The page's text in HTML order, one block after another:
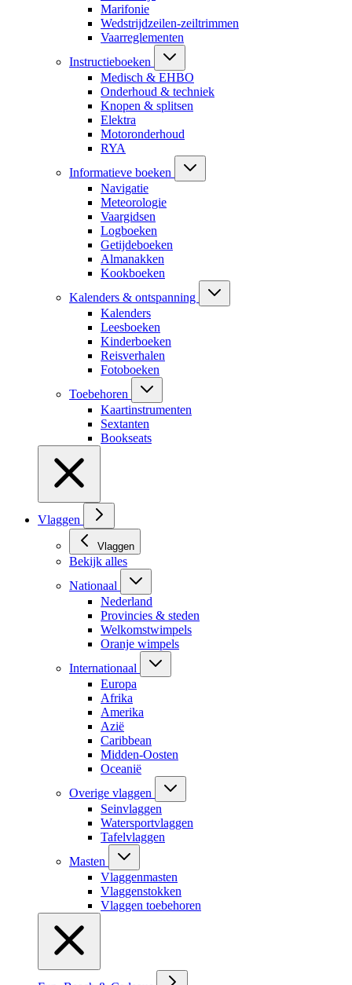
Marifonie
Wedstrijdzeilen-zeiltrimmen
Vaarreglementen
Instructieboeken
Medisch & EHBO
Onderhoud & techniek
Knopen & splitsen
Elektra
Motoronderhoud
RYA
Informatieve boeken
Navigatie
Meteorologie
Vaargidsen
Logboeken
Getijdeboeken
Almanakken
Kookboeken
Kalenders & ontspanning
Kalenders
Leesboeken
Kinderboeken
Reisverhalen
Fotoboeken
Toebehoren
Kaartinstrumenten
Sextanten
Bookseats
Vlaggen
Vlaggen
Bekijk alles
Nationaal
Nederland
Provincies & steden
Welkomstwimpels
Oranje wimpels
Internationaal
Europa
Afrika
Amerika
Azië
Caribbean
Midden-Oosten
Oceanië
Overige vlaggen
Seinvlaggen
Watersportvlaggen
Tafelvlaggen
Masten
Vlaggenmasten
Vlaggenstokken
Vlaggen toebehoren